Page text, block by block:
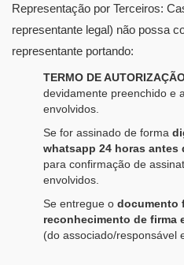
Representação por Terceiros:
representante legal) não possa
representante portando:
TERMO DE
devidamente preenchido e
envolvidos.
Se for assinado de forma
whatsapp 24 horas antes
para confirmação de
envolvidos.
Se entregue o documento
reconhecimento de firma
(do associado/responsável